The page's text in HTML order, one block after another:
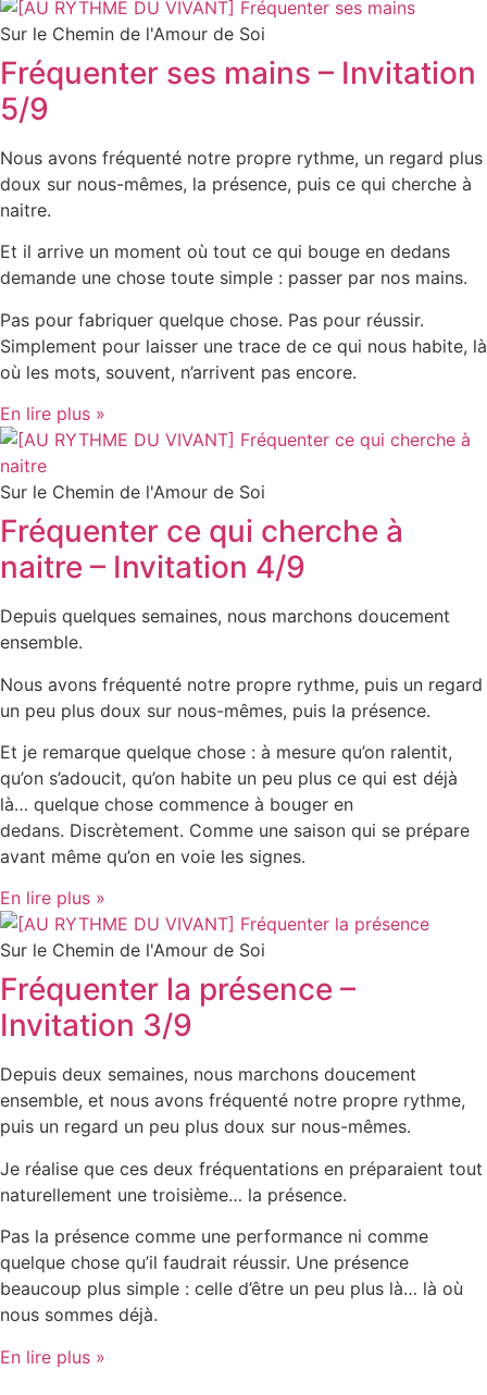
Sur le Chemin de l'Amour de Soi
Fréquenter ses mains – Invitation
5/9
Nous avons fréquenté notre propre rythme, un regard plus
doux sur nous-mêmes, la présence, puis ce qui cherche à
naitre.
Et il arrive un moment où tout ce qui bouge en dedans
demande une chose toute simple : passer par nos mains.
Pas pour fabriquer quelque chose. Pas pour réussir.
Simplement pour laisser une trace de ce qui nous habite, là
où les mots, souvent, n’arrivent pas encore.
En lire plus »
Sur le Chemin de l'Amour de Soi
Fréquenter ce qui cherche à
naitre – Invitation 4/9
Depuis quelques semaines, nous marchons doucement
ensemble.
Nous avons fréquenté notre propre rythme, puis un regard
un peu plus doux sur nous-mêmes, puis la présence.
Et je remarque quelque chose : à mesure qu’on ralentit,
qu’on s’adoucit, qu’on habite un peu plus ce qui est déjà
là… quelque chose commence à bouger en
dedans. Discrètement. Comme une saison qui se prépare
avant même qu’on en voie les signes.
En lire plus »
Sur le Chemin de l'Amour de Soi
Fréquenter la présence –
Invitation 3/9
Depuis deux semaines, nous marchons doucement
ensemble, et nous avons fréquenté notre propre rythme,
puis un regard un peu plus doux sur nous-mêmes.
Je réalise que ces deux fréquentations en préparaient tout
naturellement une troisième… la présence.
Pas la présence comme une performance ni comme
quelque chose qu’il faudrait réussir. Une présence
beaucoup plus simple : celle d’être un peu plus là… là où
nous sommes déjà.
En lire plus »